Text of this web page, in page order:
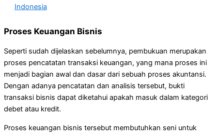
Indonesia
Proses Keuangan Bisnis
Seperti sudah dijelaskan sebelumnya, pembukuan merupakan
proses pencatatan transaksi keuangan, yang mana proses ini
menjadi bagian awal dan dasar dari sebuah proses akuntansi.
Dengan adanya pencatatan dan analisis tersebut, bukti
transaksi bisnis dapat diketahui apakah masuk dalam kategori
debet atau kredit.
Proses keuangan bisnis tersebut membutuhkan seni untuk